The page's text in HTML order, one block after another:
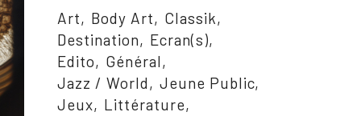
Art Body Art
Classik
Destination
Ecran(s)
Edito
Général
Jazz / World
Jeune Public
Jeux
Littérature